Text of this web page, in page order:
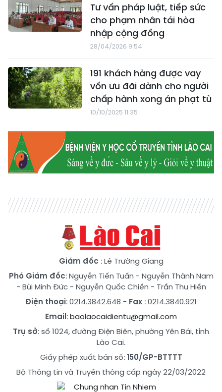
Tư vấn pháp luật, tiếp sức
cho phạm nhân tái hòa
nhập cộng đồng
28/04/2026 9:54
191 khách hàng được vay
vốn ưu đãi dành cho người
chấp hành xong án phạt tù
10/10/2025 11:35
Giám đốc : Lê Trường Giang
Phó Giám đốc:Nguyễn Tiến Tuấn - Nguyễn Thành Nam
- Bùi Minh Đức- Nguyễn Quốc Chiến - Trần Thu Hiền
Điện thoại: 0214.3842.648 - Fax : 0214.3840.921
Email:baolaocaidientu@gmail.com
Trụ sở: số 1024, đường Điện Biên, phường Yên Bái, tỉnh
Lào Cai.
Giấy phép xuất bản số:150/GP-BTTTT
Bộ Thông tin và Truyền thông cấp ngày 22/03/2022